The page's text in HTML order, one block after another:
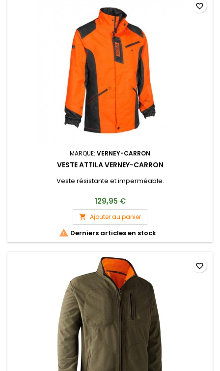
MARQUE: VERNEY-CARRON
VESTE ATTILA VERNEY-CARRON
Veste résistante et imperméable.
129,95 €
 Ajouter au panier
 Derniers articles en stock
favorite_border
favorite_border